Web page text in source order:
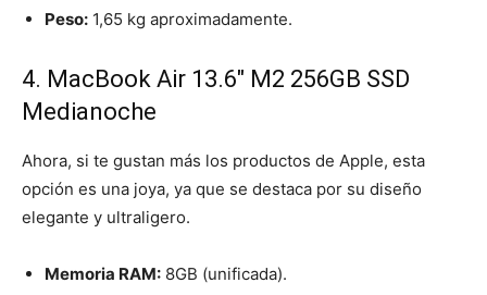
Peso: 1,65 kg aproximadamente.
4. MacBook Air 13.6″ M2 256GB SSD
Medianoche
Ahora, si te gustan más los productos de Apple, esta
opción es una joya, ya que se destaca por su diseño
elegante y ultraligero.
Memoria RAM: 8GB (unificada).